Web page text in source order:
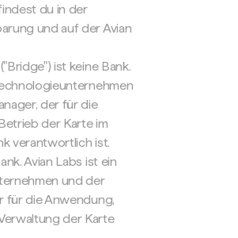
du in der
und auf der Avian
ist keine Bank.
der für die
der Karte im
verantwortlich ist.
Avian Labs ist ein
und der
für die Anwendung,
der Karte